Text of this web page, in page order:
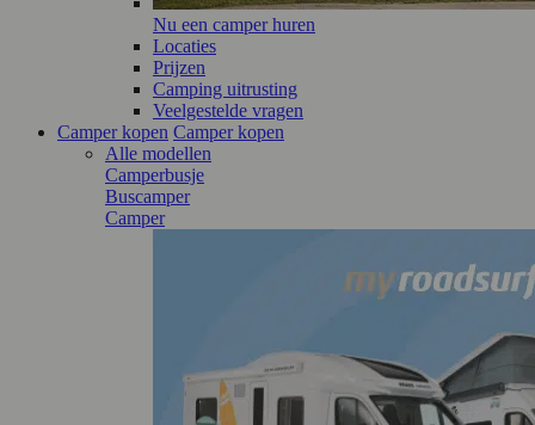
Nu een camper huren
Locaties
Prijzen
Camping uitrusting
Veelgestelde vragen
Camper kopen Camper kopen
Alle modellen
Camperbusje
Buscamper
Camper